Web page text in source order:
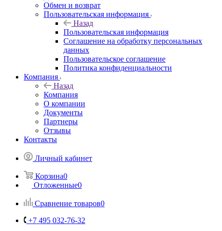
Обмен и возврат
Пользовательская информация
Назад
Пользовательская информация
Соглашение на обработку персональных
данных
Пользовательское соглашение
Политика конфиденциальности
Компания
Назад
Компания
О компании
Документы
Партнеры
Отзывы
Контакты
Личный кабинет
Корзина0
Отложенные0
Сравнение товаров0
+7 495 032-76-32